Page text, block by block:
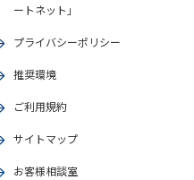
ートネット」
プライバシーポリシー
推奨環境
ご利用規約
サイトマップ
お客様相談室